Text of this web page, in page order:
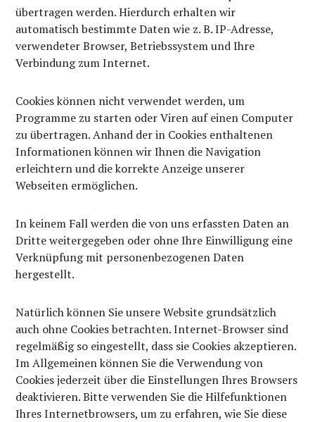
übertragen werden. Hierdurch erhalten wir
automatisch bestimmte Daten wie z. B. IP-Adresse,
verwendeter Browser, Betriebssystem und Ihre
Verbindung zum Internet.
Cookies können nicht verwendet werden, um
Programme zu starten oder Viren auf einen Computer
zu übertragen. Anhand der in Cookies enthaltenen
Informationen können wir Ihnen die Navigation
erleichtern und die korrekte Anzeige unserer
Webseiten ermöglichen.
In keinem Fall werden die von uns erfassten Daten an
Dritte weitergegeben oder ohne Ihre Einwilligung eine
Verknüpfung mit personenbezogenen Daten
hergestellt.
Natürlich können Sie unsere Website grundsätzlich
auch ohne Cookies betrachten. Internet-Browser sind
regelmäßig so eingestellt, dass sie Cookies akzeptieren.
Im Allgemeinen können Sie die Verwendung von
Cookies jederzeit über die Einstellungen Ihres Browsers
deaktivieren. Bitte verwenden Sie die Hilfefunktionen
Ihres Internetbrowsers, um zu erfahren, wie Sie diese